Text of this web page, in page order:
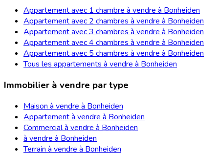
Appartement avec 1 chambre à vendre à Bonheiden
Appartement avec 2 chambres à vendre à Bonheiden
Appartement avec 3 chambres à vendre à Bonheiden
Appartement avec 4 chambres à vendre à Bonheiden
Appartement avec 5 chambres à vendre à Bonheiden
Tous les appartements à vendre à Bonheiden
Immobilier à vendre par type
Maison à vendre à Bonheiden
Appartement à vendre à Bonheiden
Commercial à vendre à Bonheiden
à vendre à Bonheiden
Terrain à vendre à Bonheiden